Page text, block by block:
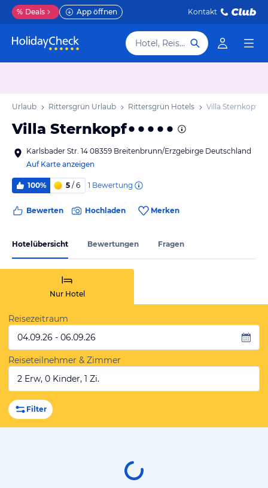
% Deals App öffnen Kontakt
Hotel, Reiseziel
Urlaub Rittersgrün Urlaub Rittersgrün Hotels Villa Sternkopf
Villa Sternkopf
Karlsbader Str. 14 08359 Breitenbrunn/Erzgebirge Deutschland
Auf Karte anzeigen
100% 5 / 6 1 Bewertung
Bewerten Hochladen Merken
Hotelübersicht Bewertungen Fragen
Nur Hotel
Reisezeitraum
04.09.26 - 06.09.26
Reiseteilnehmer & Zimmer
2 Erw, 0 Kinder, 1 Zi.
Filter